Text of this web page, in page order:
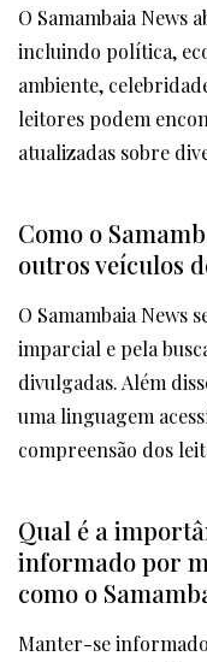
O Samambaia News
incluindo política,
ambiente,
leitores podem
atualizadas sobre
Como o
outros veículos
O Samambaia News
imparcial e pela
divulgadas. Além
uma linguagem
compreensão dos
Qual é a
informado por
como o
Manter-se